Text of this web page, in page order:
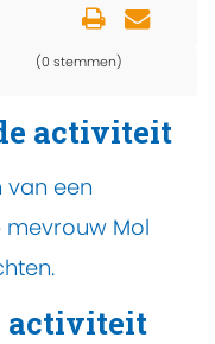
(0 stemmen)
activiteit
van een
Mol
activiteit